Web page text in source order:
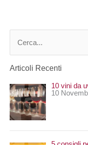
c
a
:
Articoli Recenti
10 vini da
10